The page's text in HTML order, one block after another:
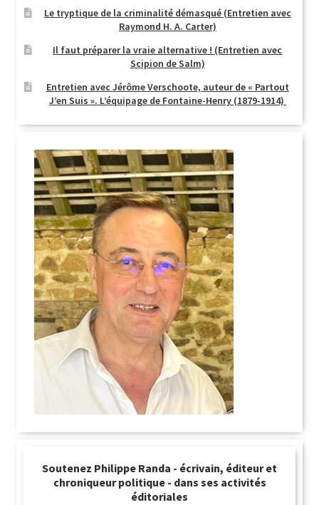
Le tryptique de la criminalité démasqué (Entretien avec
Raymond H. A. Carter)
Il faut préparer la vraie alternative ! (Entretien avec
Scipion de Salm)
Entretien avec Jérôme Verschoote, auteur de « Partout
J’en Suis ». L’équipage de Fontaine-Henry (1879-1914)
Soutenez Philippe Randa - écrivain, éditeur et
chroniqueur politique - dans ses activités
éditoriales